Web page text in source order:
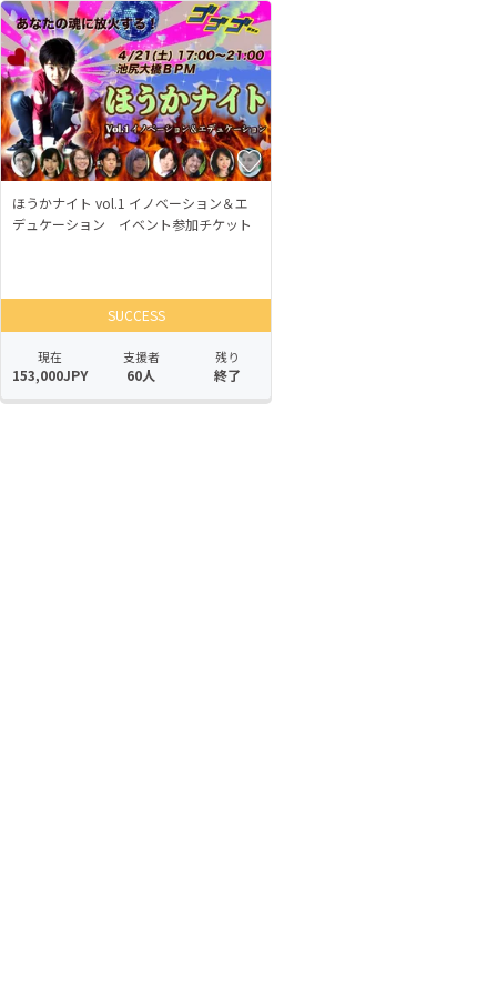
ほうかナイト vol.1 イノベーション＆エ
デュケーション イベント参加チケット
SUCCESS
現在
153,000JPY
支援者
60人
残り
終了